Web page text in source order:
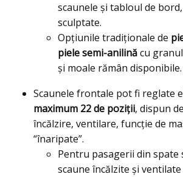
scaunele și tabloul de
sculptate.
Opțiunile tradiționale de
piele semi-anilinăcu
și moale rămân disponibile.
Scaunele frontale pot fi reglate
maximum 22 de poziţii, dispun
încălzire, ventilare, funcţie de
“înaripate”.
Pentru pasagerii din spate
scaune încălzite și